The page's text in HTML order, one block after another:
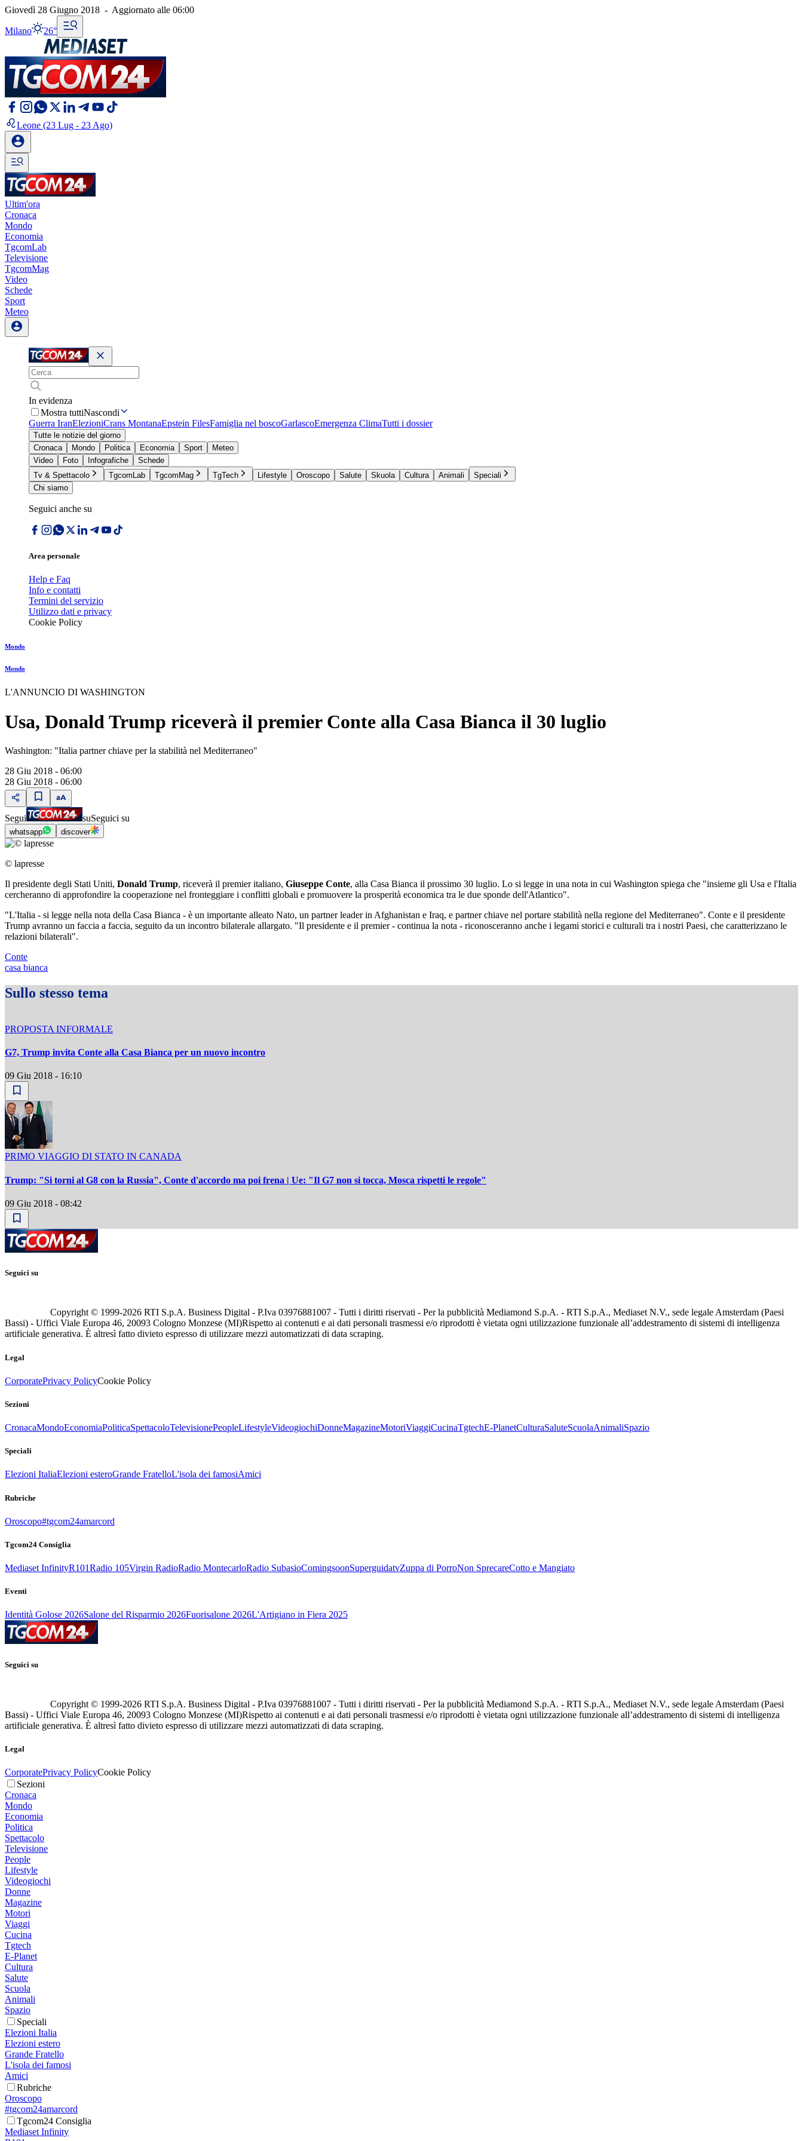
Giovedì 28 Giugno 2018 - Aggiornato alle 06:00
Milano 26°
Leone (23 Lug - 23 Ago)
Ultim'ora
Cronaca
Mondo
Economia
TgcomLab
Televisione
TgcomMag
Video
Schede
Sport
Meteo
In evidenza
Mostra tuttiNascondi
Guerra IranElezioniCrans MontanaEpstein FilesFamiglia nel boscoGarlascoEmergenza ClimaTutti i dossier
Tutte le notizie del giorno
Cronaca
Mondo Politica Economia Sport
Meteo
Video
Foto Infografiche
Schede
Tv & Spettacolo
TgcomLab TgcomMag TgTech Lifestyle Oroscopo Salute Skuola Cultura Animali
Speciali
Chi siamo
Seguici anche su
Area personale
Help e Faq
Info e contatti
Termini del servizio
Utilizzo dati e privacy
Cookie Policy
Mondo
Mondo
L'ANNUNCIO DI WASHINGTON
Usa, Donald Trump riceverà il premier Conte alla Casa Bianca il 30 luglio
Washington: "Italia partner chiave per la stabilità nel Mediterraneo"
28 Giu 2018 - 06:00
28 Giu 2018 - 06:00
Segui suSeguici su
whatsapp discover
© lapresse
Il presidente degli Stati Uniti, Donald Trump, riceverà il premier italiano, Giuseppe Conte, alla Casa Bianca il prossimo 30 luglio. Lo si legge in una nota in cui Washington spiega che "insieme gli Usa e l'Italia
cercheranno di approfondire la cooperazione nel fronteggiare i conflitti globali e promuovere la prosperità economica tra le due sponde dell'Atlantico".
"L'Italia - si legge nella nota della Casa Bianca - è un importante alleato Nato, un partner leader in Afghanistan e Iraq, e partner chiave nel portare stabilità nella regione del Mediterraneo". Conte e il presidente
Trump avranno un faccia a faccia, seguito da un incontro bilaterale allargato. "Il presidente e il premier - continua la nota - riconosceranno anche i legami storici e culturali tra i nostri Paesi, che caratterizzano le
relazioni bilaterali".
Conte
casa bianca
Sullo stesso tema
PROPOSTA INFORMALE
G7, Trump invita Conte alla Casa Bianca per un nuovo incontro
09 Giu 2018 - 16:10
PRIMO VIAGGIO DI STATO IN CANADA
Trump: "Si torni al G8 con la Russia", Conte d'accordo ma poi frena | Ue: "Il G7 non si tocca, Mosca rispetti le regole"
09 Giu 2018 - 08:42
Seguici su
Copyright © 1999-2026 RTI S.p.A. Business Digital - P.Iva 03976881007 - Tutti i diritti riservati - Per la pubblicità Mediamond S.p.A. - RTI S.p.A., Mediaset N.V., sede legale Amsterdam (Paesi
Bassi) - Uffici Viale Europa 46, 20093 Cologno Monzese (MI)Rispetto ai contenuti e ai dati personali trasmessi e/o riprodotti è vietata ogni utilizzazione funzionale all’addestramento di sistemi di intelligenza
artificiale generativa. È altresì fatto divieto espresso di utilizzare mezzi automatizzati di data scraping.
Legal
CorporatePrivacy PolicyCookie Policy
Sezioni
CronacaMondoEconomiaPoliticaSpettacoloTelevisionePeopleLifestyleVideogiochiDonneMagazineMotoriViaggiCucinaTgtechE-PlanetCulturaSaluteScuolaAnimaliSpazio
Speciali
Elezioni ItaliaElezioni esteroGrande FratelloL'isola dei famosiAmici
Rubriche
Oroscopo#tgcom24amarcord
Tgcom24 Consiglia
Mediaset InfinityR101Radio 105Virgin RadioRadio MontecarloRadio SubasioComingsoonSuperguidatvZuppa di PorroNon SprecareCotto e Mangiato
Eventi
Identità Golose 2026Salone del Risparmio 2026Fuorisalone 2026L'Artigiano in Fiera 2025
Seguici su
Copyright © 1999-2026 RTI S.p.A. Business Digital - P.Iva 03976881007 - Tutti i diritti riservati - Per la pubblicità Mediamond S.p.A. - RTI S.p.A., Mediaset N.V., sede legale Amsterdam (Paesi
Bassi) - Uffici Viale Europa 46, 20093 Cologno Monzese (MI)Rispetto ai contenuti e ai dati personali trasmessi e/o riprodotti è vietata ogni utilizzazione funzionale all’addestramento di sistemi di intelligenza
artificiale generativa. È altresì fatto divieto espresso di utilizzare mezzi automatizzati di data scraping.
Legal
CorporatePrivacy PolicyCookie Policy
Sezioni
Cronaca
Mondo
Economia
Politica
Spettacolo
Televisione
People
Lifestyle
Videogiochi
Donne
Magazine
Motori
Viaggi
Cucina
Tgtech
E-Planet
Cultura
Salute
Scuola
Animali
Spazio
Speciali
Elezioni Italia
Elezioni estero
Grande Fratello
L'isola dei famosi
Amici
Rubriche
Oroscopo
#tgcom24amarcord
Tgcom24 Consiglia
Mediaset Infinity